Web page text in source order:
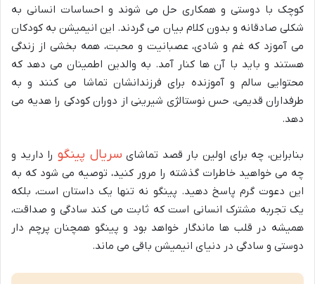
کوچک با دوستی و همکاری حل می شوند و احساسات انسانی به
شکلی صادقانه و بدون کلام بیان می گردند. این انیمیشن به کودکان
می آموزد که غم و شادی، عصبانیت و محبت، همه بخشی از زندگی
هستند و باید با آن ها کنار آمد. به والدین اطمینان می دهد که
محتوایی سالم و آموزنده برای فرزندانشان تماشا می کنند و به
طرفداران قدیمی، حس نوستالژی شیرینی از دوران کودکی را هدیه می
دهد.
بنابراین، چه برای اولین بار قصد تماشای سریال پینگو را دارید و
چه می خواهید خاطرات گذشته را مرور کنید، توصیه می شود که به
این دعوت گرم پاسخ دهید. پینگو نه تنها یک داستان است، بلکه
یک تجربه مشترک انسانی است که ثابت می کند سادگی و صداقت،
همیشه در قلب ها ماندگار خواهد بود و پینگو همچنان پرچم دار
دوستی و سادگی در دنیای انیمیشن باقی می ماند.